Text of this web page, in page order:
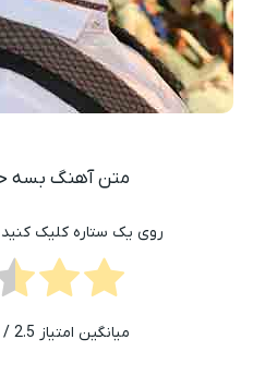
متن آهنگ بسه
روی یک ستاره کلیک کنید
میانگین امتیاز 2.5/ 5. شمارش آرا: